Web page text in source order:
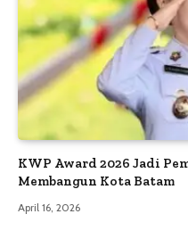
KWP Award 2026 Jadi
Membangun Kota Batam
April 16, 2026